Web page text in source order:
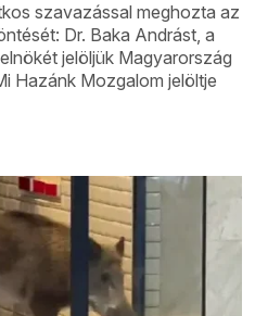
szavazással meghozta az
Dr. Baka Andrást, a
jelöljük Magyarország
Hazánk Mozgalom jelöltje